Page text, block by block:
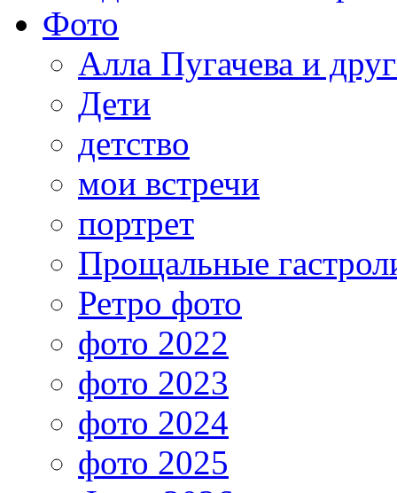
Фото
Алла Пугачева и
Дети
детство
мои встречи
портрет
Прощальные
Ретро фото
фото 2022
фото 2023
фото 2024
фото 2025